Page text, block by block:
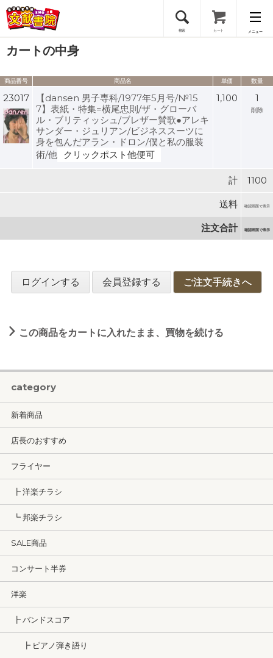
検索 カート メニュー
会員登録
ログイン
カートの中身
商品番号 商品名 単価 数量
23017
【dansen 男子専科/1977年5月号/№15
7】表紙・特集=横尾忠則/ザ・グローバ
ル・ブリティッシュ/ブレザー賛歌●アレキ
サンダー・ジュリアン/ビジネススーツに
身を包んだアラン・ドロン/僕と私の服装
術/他
クリックポスト他便可
1,100 1
削除
計 1100
送料 確認画面で表示
注文合計 確認画面で表示
ログインする 会員登録する ご注文手続きへ
この商品をカートに入れたまま、買物を続ける
category
新着商品
店長のおすすめ
フライヤー
┣ 洋楽チラシ
┗ 邦楽チラシ
SALE商品
コンサート半券
洋楽
┣ バンドスコア
┣ ピアノ弾き語り